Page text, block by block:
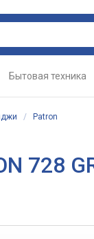
Бытовая техника
/ Patron
728